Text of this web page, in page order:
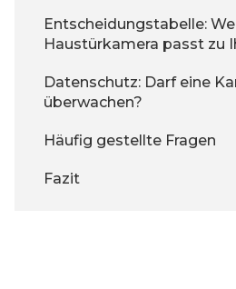
Entscheidungstabelle:
Haustürkamera passt zu
Datenschutz: Darf eine
überwachen?
Häufig gestellte Fragen
Fazit